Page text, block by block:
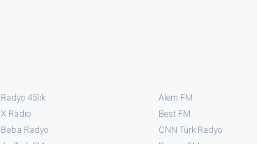
Radyo 45lik
X Radio
Baba Radyo
Alem FM
Best FM
CNN Türk Radyo